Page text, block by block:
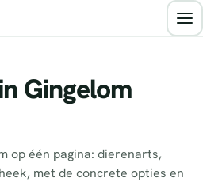
Gingelom
op één pagina: dierenarts,
met de concrete opties en